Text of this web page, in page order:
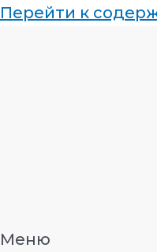
Перейти к
Меню